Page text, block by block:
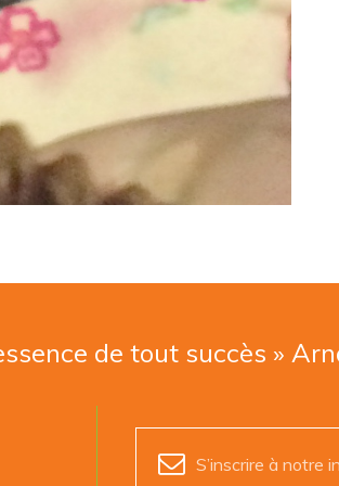
de tout succès »
S’inscrire à notre